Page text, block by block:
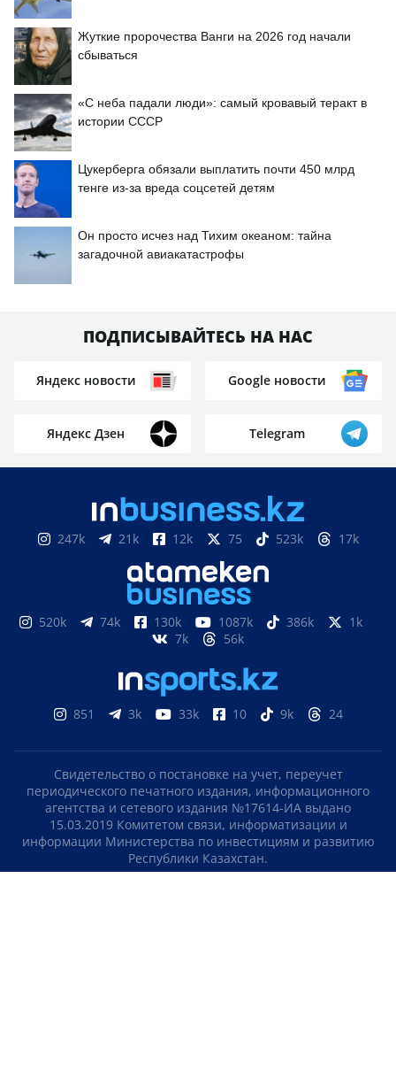
Жуткие пророчества Ванги на 2026 год начали
сбываться
«С неба падали люди»: самый кровавый теракт в
истории СССР
Цукерберга обязали выплатить почти 450 млрд
тенге из-за вреда соцсетей детям
Он просто исчез над Тихим океаном: тайна
загадочной авиакатастрофы
ПОДПИСЫВАЙТЕСЬ НА НАС
Яндекс новости Google новости
Яндекс Дзен Telegram
247k 21k 12k 75 523k 17k
520k 74k 130k 1087k 386k
1k
7k
56k
851 3k 33k 10 9k 24
Свидетельство о постановке на учет, переучет
периодического печатного издания, информационного
агентства и сетевого издания №17614-ИА выдано
15.03.2019 Комитетом связи, информатизации и
информации Министерства по инвестициям и развитию
Республики Казахстан.